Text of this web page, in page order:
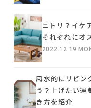
ニトリ？イケ
それぞれにオ
2022.12.19
風水的にリビン
う？上げたい運
き方を紹介